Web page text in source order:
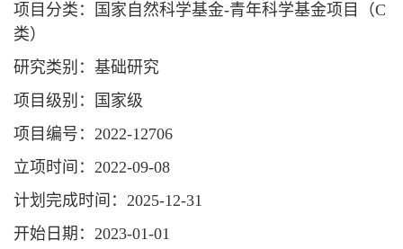
项目分类：国家自然科学基金-青年科学基金项目（C
类）
研究类别：基础研究
项目级别：国家级
项目编号：2022-12706
立项时间：2022-09-08
计划完成时间：2025-12-31
开始日期：2023-01-01